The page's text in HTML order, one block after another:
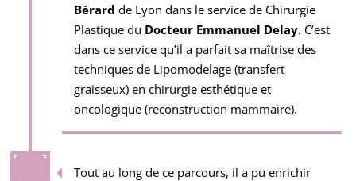
Bérard de Lyon dans le service de Chirurgie
Plastique du Docteur Emmanuel Delay. C’est
dans ce service qu’il a parfait sa maîtrise des
techniques de Lipomodelage (transfert
graisseux) en chirurgie esthétique et
oncologique (reconstruction mammaire).
Tout au long de ce parcours, il a pu enrichir